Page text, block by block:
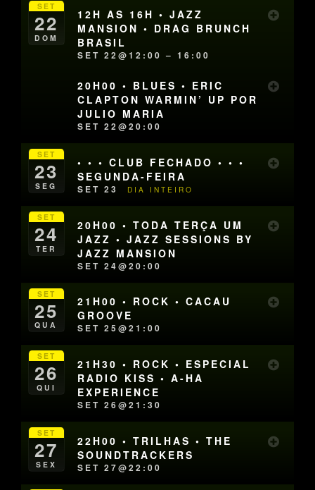
SET
22
DOM
12H AS 16H • JAZZ
MANSION • DRAG BRUNCH
BRASIL
SET 22@12:00 – 16:00
20H00 • BLUES • ERIC
CLAPTON WARMIN’ UP POR
JULIO MARIA
SET 22@20:00
SET
23
SEG
• • • CLUB FECHADO • • •
SEGUNDA-FEIRA
SET 23 DIA INTEIRO
SET
24
TER
20H00 • TODA TERÇA UM
JAZZ • JAZZ SESSIONS BY
JAZZ MANSION
SET 24@20:00
SET
25
QUA
21H00 • ROCK • CACAU
GROOVE
SET 25@21:00
SET
26
QUI
21H30 • ROCK • ESPECIAL
RADIO KISS • A-HA
EXPERIENCE
SET 26@21:30
SET
27
SEX
22H00 • TRILHAS • THE
SOUNDTRACKERS
SET 27@22:00